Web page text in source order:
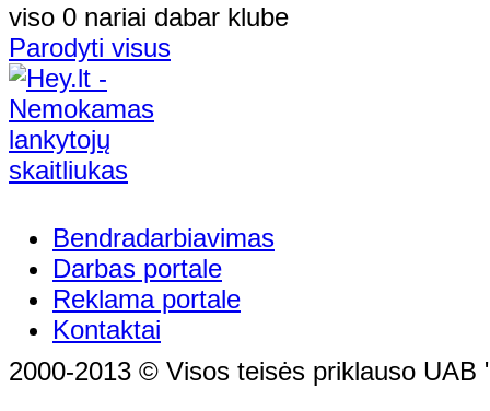
viso 0 nariai dabar klube
Parodyti visus
Bendradarbiavimas
Darbas portale
Reklama portale
Kontaktai
2000-2013 © Visos teisės priklauso UAB